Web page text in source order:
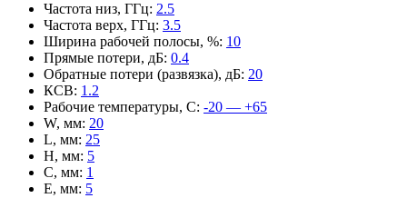
Частота низ, ГГц: 2.5
Частота верх, ГГц: 3.5
Ширина рабочей полосы, %: 10
Прямые потери, дБ: 0.4
Обратные потери (развязка), дБ: 20
КСВ: 1.2
Рабочие температуры, С: -20 — +65
W, мм: 20
L, мм: 25
H, мм: 5
C, мм: 1
E, мм: 5